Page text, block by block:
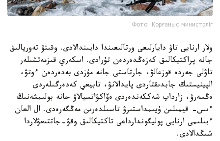
Фото: Қорғаныс министрліг
ولار ارنايى تاۋ دايارلىعى ورتالىعىندا دايىندالادى. وقىتۋ تەوريالىق
جانە پراكتيكالىق كەزەڭدەردەن تۇرادى. اسكەري قىزمەتشىلەر
تاۋلى جەردە قوزعالۋ، جارتاستى جانە مۇزدى بەدەردەن ءوتۋ،
الپينيستىك جابدىقتاردى پايدالانۋ، تابيعي كەدەرگىلەردى
ەڭسەرۋ، زارداپ شەككەندەردى ەۆاكۋاتسيالاۋ جانە بولىمشەنىڭ
ءىس- قيمىلىن ۇيىمداستىرۋ تاسىلدەرىن مەڭگەرەدى. ال العان
ءبىلىمى ارنايى پوليگوندارداعى تاكتيكالىق وقۋ-جاتتىعۋلاردا
شىڭدالادى.